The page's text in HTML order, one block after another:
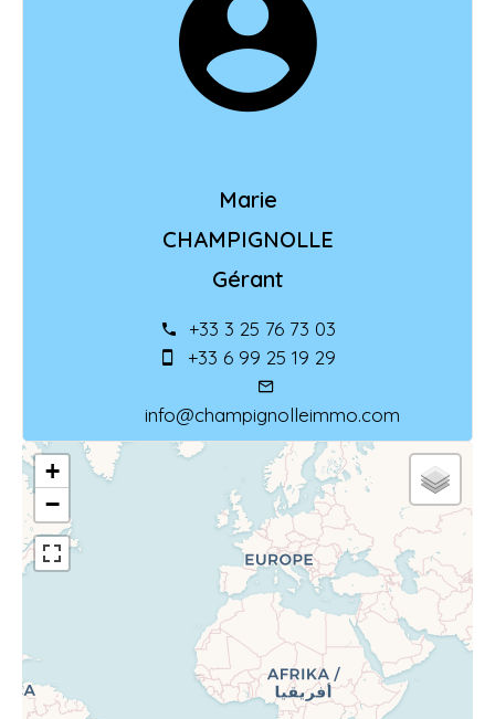
Marie
CHAMPIGNOLLE
Gérant
+33 3 25 76 73 03
+33 6 99 25 19 29
info@champignolleimmo.com
+
−